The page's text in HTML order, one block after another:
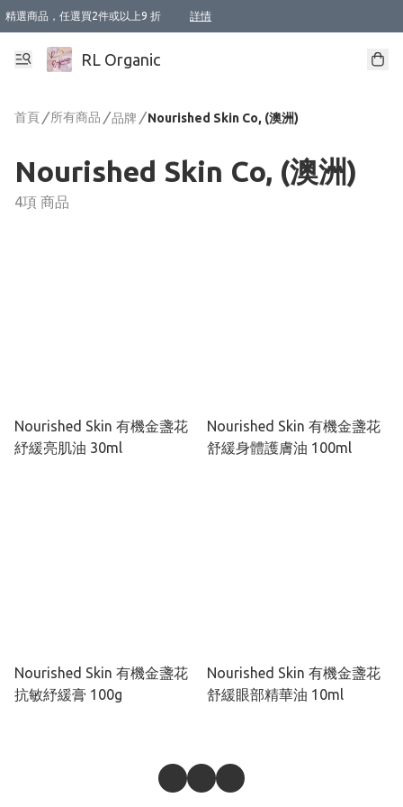
精選商品，任選買2件或以上9 折 詳情
XI周年優惠【新品自由選2件88折/3件85折】
XI周年優惠【Chakra 脈輪平衡自由選2件9折/3件85折/5件8折】
Florame 肌底自由選 2支9折 3支85折
XI周年優惠【蟲蟲退散 · 防衛結界﹞系列2件9折】
Sunki 任選2件95折
BIOFFICINA TOSCANA 任選2支9折 3支85折
Lamav 任選1件9折 2件85折
Mukti Organics 指定產品任選1件9折, 2件88折 3件85折
Intelligent Nutrients Skincare 任選2件9折
deodorant 任選2件88折
化妝品 任選2件95折
XI周年優惠【身心靈單品 任選2件9折/3件85折/5件8折】
XI周年優惠 【精油/香水 任選2件9折/3件85折/5件8折】
XI周年優惠【「關節到肌膚」全效養護 BODY OIL 組2件88折/3件85折】
XI周年優惠【夏日有機物理防曬套裝2件88折】
XI周年優惠【夏日潔面隨意選2件88折/3件85折】
XI周年優惠【逆齡奇蹟抗氧 11 自由選2件88折/3件85折/4件或以上8折】
新會員首次購物即享全單 95 折優惠！
成為VIP / VVIP 可享有生日月現金扣減獎賞優惠 !! 記得去賬户資料填上生日日期啦 !
選用順豐速運，滿$500 免運費
本地速遞 京東 送住宅/ 工商地址 $400 免運費
澳門訂單選用順豐速運，滿$800 免運費
RL Organic
首頁 / 所有商品 /品牌 / Nourished Skin Co, (澳洲)
Nourished Skin Co, (澳洲)
4項 商品
Nourished Skin 有機金盞花
紓緩亮肌油 30ml
Nourished Skin 有機金盞花
舒緩身體護膚油 100ml
Nourished Skin 有機金盞花
抗敏紓緩膏 100g
Nourished Skin 有機金盞花
舒緩眼部精華油 10ml